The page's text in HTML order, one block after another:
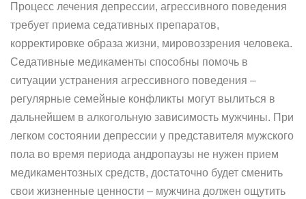
Процесс лечения депрессии, агрессивного поведения
требует приема седативных препаратов,
корректировке образа жизни, мировоззрения человека.
Седативные медикаменты способны помочь в
ситуации устранения агрессивного поведения –
регулярные семейные конфликты могут вылиться в
дальнейшем в алкогольную зависимость мужчины. При
легком состоянии депрессии у представителя мужского
пола во время периода андропаузы не нужен прием
медикаментозных средств, достаточно будет сменить
свои жизненные ценности – мужчина должен ощутить